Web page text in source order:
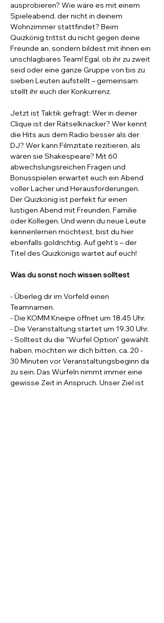
ausprobieren? Wie wäre es mit einem
Spieleabend, der nicht in deinem
Wohnzimmer stattfindet? Beim
Quizkönig trittst du nicht gegen deine
Freunde an, sondern bildest mit ihnen ein
unschlagbares Team! Egal, ob ihr zu zweit
seid oder eine ganze Gruppe von bis zu
sieben Leuten aufstellt – gemeinsam
stellt ihr euch der Konkurrenz.
Jetzt ist Taktik gefragt: Wer in deiner
Clique ist der Rätselknacker? Wer kennt
die Hits aus dem Radio besser als der
DJ? Wer kann Filmzitate rezitieren, als
wären sie Shakespeare? Mit 60
abwechslungsreichen Fragen und
Bonusspielen erwartet euch ein Abend
voller Lacher und Herausforderungen.
Der Quizkönig ist perfekt für einen
lustigen Abend mit Freunden, Familie
oder Kollegen. Und wenn du neue Leute
kennenlernen möchtest, bist du hier
ebenfalls goldrichtig. Auf geht’s – der
Titel des Quizkönigs wartet auf euch!
Was du sonst noch wissen solltest
- Überleg dir im Vorfeld einen
Teamnamen.
- Die KOMM Kneipe öffnet um 18.45 Uhr.
- Die Veranstaltung startet um 19.30 Uhr.
- Solltest du die "Würfel Option" gewählt
haben, möchten wir dich bitten, ca. 20 -
30 Minuten vor Veranstaltungsbeginn da
zu sein. Das Würfeln nimmt immer eine
gewisse Zeit in Anspruch. Unser Ziel ist